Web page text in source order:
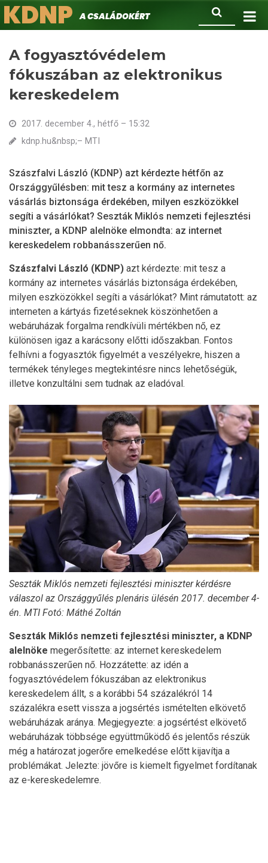
Ugrás
a
Keresés
KDNPA családokért.
A fogyasztóvédelem
fókuszában az elektronikus
kereskedelem
2017. december 4., hétfő – 15:32
kdnp.hu&nbsp;– MTI
Szászfalvi László (KDNP) azt kérdezte hétfőn az
Országgyűlésben: mit tesz a kormány az internetes
vásárlás biztonsága érdekében, milyen eszközökkel
segíti a vásárlókat? Seszták Miklós nemzeti fejlesztési
miniszter, a KDNP alelnöke elmondta: az internet
kereskedelem robbanásszerűen nő.
Szászfalvi László (KDNP) azt kérdezte: mit tesz a
kormány az internetes vásárlás biztonsága érdekében,
milyen eszközökkel segíti a vásárlókat? Mint rámutatott: az
interneten a kártyás fizetéseknek köszönhetően a
webáruházak forgalma rendkívüli mértékben nő, ez
különösen igaz a karácsony előtti időszakban. Fontos
felhívni a fogyasztók figyelmét a veszélyekre, hiszen a
termékek tényleges megtekintésre nincs lehetőségük,
illetve konzultálni sem tudnak az eladóval.
Seszták Miklós nemzeti fejlesztési miniszter kérdésre
válaszol az Országgyűlés plenáris ülésén 2017. december 4-
én. MTI Fotó: Máthé Zoltán
Seszták Miklós nemzeti fejlesztési miniszter, a KDNP
alelnöke megerősítette: az internet kereskedelem
robbanásszerűen nő. Hozzátette: az idén a
fogyasztóvédelem fókuszában az elektronikus
kereskedelem állt, s a korábbi 54 százalékról 14
százalékra esett vissza a jogsértés ismételten elkövető
webáruházak aránya. Megjegyezte: a jogsértést elkövető
webáruházak többsége együttműködő és jelentős részük
még a határozat jogerőre emelkedése előtt kijavítja a
problémákat. Jelezte: jövőre is kiemelt figyelmet fordítanak
az e-kereskedelemre.